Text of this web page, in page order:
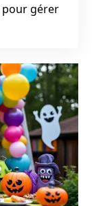
pour gérer